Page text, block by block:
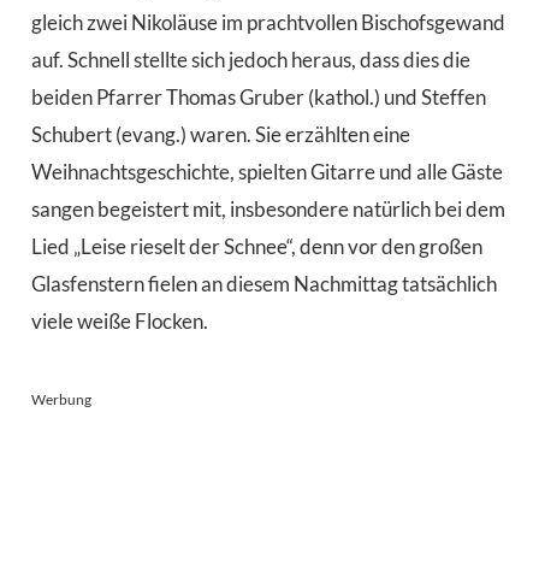
gleich zwei Nikoläuse im prachtvollen Bischofsgewand
auf. Schnell stellte sich jedoch heraus, dass dies die
beiden Pfarrer Thomas Gruber (kathol.) und Steffen
Schubert (evang.) waren. Sie erzählten eine
Weihnachtsgeschichte, spielten Gitarre und alle Gäste
sangen begeistert mit, insbesondere natürlich bei dem
Lied „Leise rieselt der Schnee“, denn vor den großen
Glasfenstern fielen an diesem Nachmittag tatsächlich
viele weiße Flocken.
Werbung